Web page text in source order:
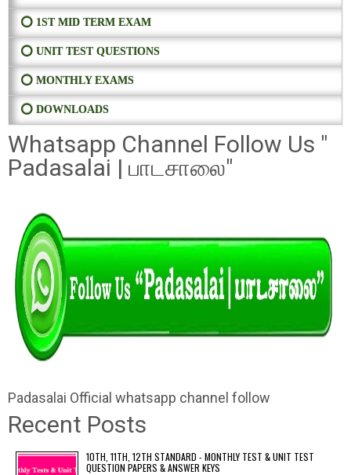
⭕ 1ST MID TERM EXAM
⭕ UNIT TEST QUESTIONS
⭕ MONTHLY EXAMS
⭕ DOWNLOADS
Whatsapp Channel Follow Us "
Padasalai | பாடசாலை"
Padasalai Official whatsapp channel follow
Recent Posts
10TH, 11TH, 12TH STANDARD - MONTHLY TEST & UNIT TEST
QUESTION PAPERS & ANSWER KEYS